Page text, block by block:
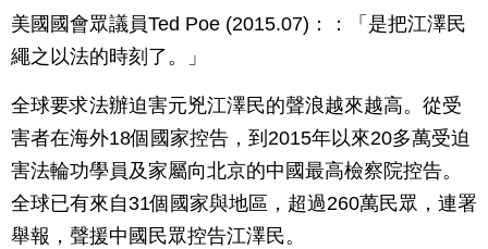
美國國會眾議員Ted Poe (2015.07)：：「是把江澤民
繩之以法的時刻了。」
全球要求法辦迫害元兇江澤民的聲浪越來越高。從受
害者在海外18個國家控告，到2015年以來20多萬受迫
害法輪功學員及家屬向北京的中國最高檢察院控告。
全球已有來自31個國家與地區，超過260萬民眾，連署
舉報，聲援中國民眾控告江澤民。